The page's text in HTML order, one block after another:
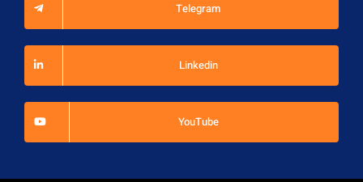
Telegram
Linkedin
YouTube